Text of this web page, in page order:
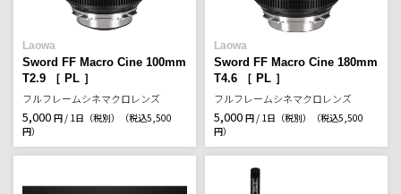
Laowa
Sword FF Macro Cine 100mm
T2.9 ［ PL ］
フルフレームシネマクロレンズ
5,000 円 / 1日（税別）
（税込5,500
円）
Laowa
Sword FF Macro Cine 180mm
T4.6 ［ PL ］
フルフレームシネマクロレンズ
5,000 円 / 1日（税別）
（税込5,500
円）